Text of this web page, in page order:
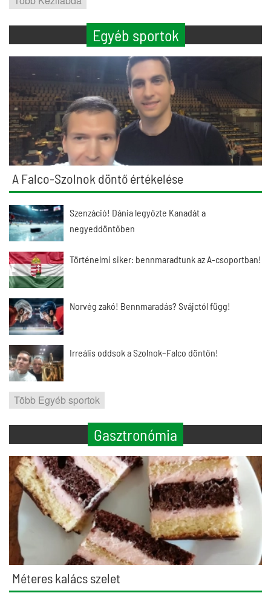
Egyéb sportok
A Falco-Szolnok döntő értékelése
Szenzáció! Dánia legyőzte Kanadát a
negyeddöntőben
Történelmi siker: bennmaradtunk az A-csoportban!
Norvég zakó! Bennmaradás? Svájctól függ!
Irreális oddsok a Szolnok–Falco döntőn!
Több Egyéb sportok
Gasztronómia
Méteres kalács szelet